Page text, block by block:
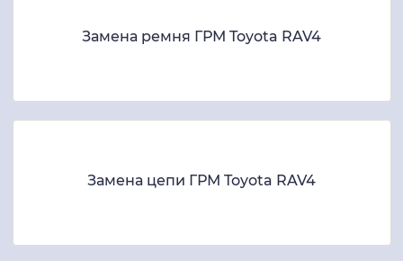
Замена ремня ГРМ Toyota RAV4
Замена цепи ГРМ Toyota RAV4